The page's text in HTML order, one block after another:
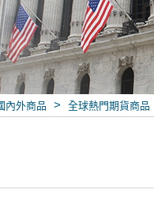
內外商品 > 全球熱門期貨商品